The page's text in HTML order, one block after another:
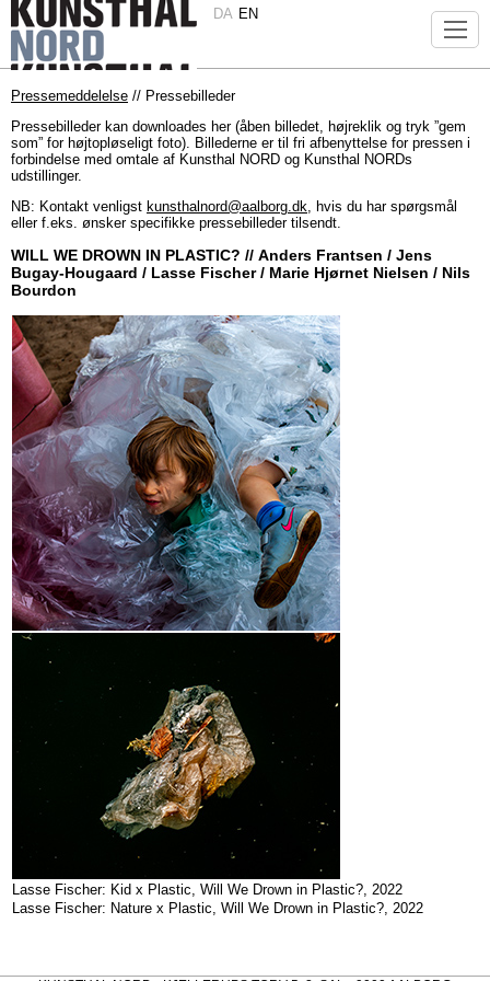
DA EN
Pressemeddelelse // Pressebilleder
Pressebilleder kan downloades her (åben billedet, højreklik og tryk ”gem
som” for højtopløseligt foto). Billederne er til fri afbenyttelse for pressen i
forbindelse med omtale af Kunsthal NORD og Kunsthal NORDs
udstillinger.
NB: Kontakt venligst kunsthalnord@aalborg.dk, hvis du har spørgsmål
eller f.eks. ønsker specifikke pressebilleder tilsendt.
WILL WE DROWN IN PLASTIC? // Anders Frantsen / Jens
Bugay-Hougaard / Lasse Fischer / Marie Hjørnet Nielsen / Nils
Bourdon
Lasse Fischer: Kid x Plastic, Will We Drown in Plastic?, 2022
Lasse Fischer: Nature x Plastic, Will We Drown in Plastic?, 2022